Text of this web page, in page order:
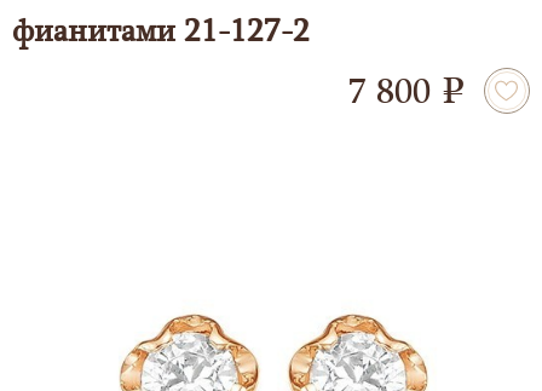
фианитами 21-127-2
7 800 e